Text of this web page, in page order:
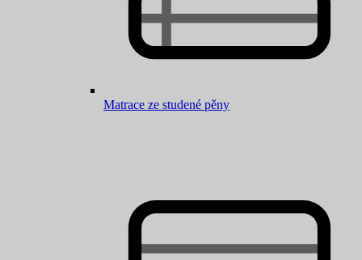
Matrace ze studené pěny